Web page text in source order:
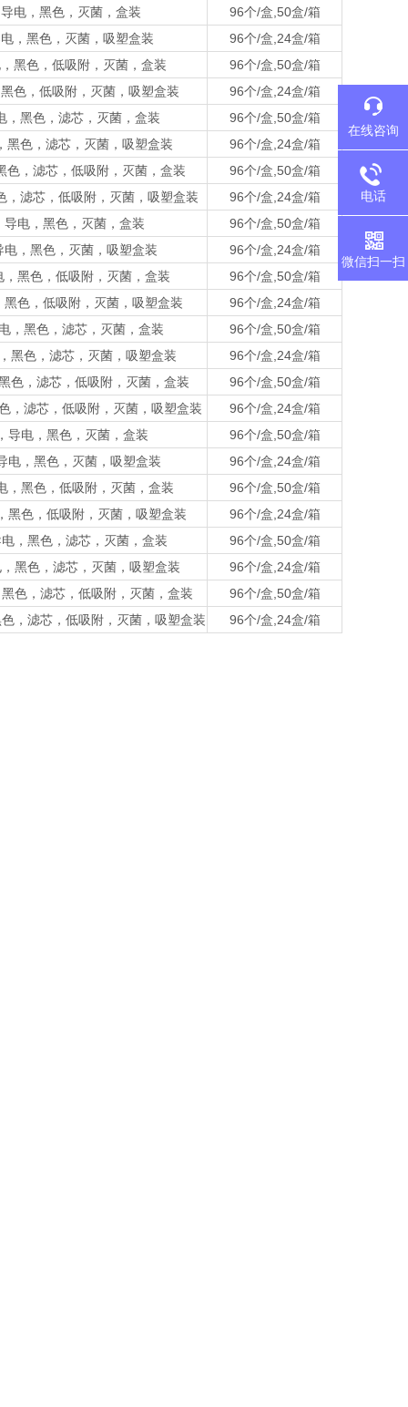
电，黑色，灭菌，盒装
96个/盒,50盒/箱
，黑色，灭菌，吸塑盒装
96个/盒,24盒/箱
黑色，低吸附，灭菌，盒装
96个/盒,50盒/箱
色，低吸附，灭菌，吸塑盒装
96个/盒,24盒/箱
黑色，滤芯，灭菌，盒装
96个/盒,50盒/箱
色，滤芯，灭菌，吸塑盒装
96个/盒,24盒/箱
，滤芯，低吸附，灭菌，盒装
96个/盒,50盒/箱
滤芯，低吸附，灭菌，吸塑盒装
96个/盒,24盒/箱
电，黑色，灭菌，盒装
96个/盒,50盒/箱
，黑色，灭菌，吸塑盒装
96个/盒,24盒/箱
黑色，低吸附，灭菌，盒装
96个/盒,50盒/箱
色，低吸附，灭菌，吸塑盒装
96个/盒,24盒/箱
黑色，滤芯，灭菌，盒装
96个/盒,50盒/箱
色，滤芯，灭菌，吸塑盒装
96个/盒,24盒/箱
，滤芯，低吸附，灭菌，盒装
96个/盒,50盒/箱
滤芯，低吸附，灭菌，吸塑盒装
96个/盒,24盒/箱
电，黑色，灭菌，盒装
96个/盒,50盒/箱
，黑色，灭菌，吸塑盒装
96个/盒,24盒/箱
黑色，低吸附，灭菌，盒装
96个/盒,50盒/箱
色，低吸附，灭菌，吸塑盒装
96个/盒,24盒/箱
，黑色，滤芯，灭菌，盒装
96个/盒,50盒/箱
黑色，滤芯，灭菌，吸塑盒装
96个/盒,24盒/箱
色，滤芯，低吸附，灭菌，盒装
96个/盒,50盒/箱
，滤芯，低吸附，灭菌，吸塑盒装
96个/盒,24盒/箱
在线咨询
电话
微信扫一扫